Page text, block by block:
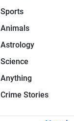
Sports
Animals
Astrology
Science
Anything
Crime Stories